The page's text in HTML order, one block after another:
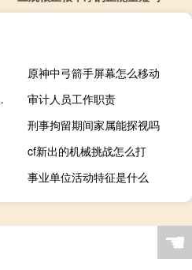
原神中弓箭手屏幕怎么移动
么鬼
审计人员工作职责
刑事拘留期间家属能探视吗
cf新出的机械挑战怎么打
事业单位活动特征是什么
☚